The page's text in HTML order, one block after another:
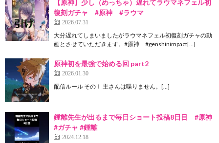
【原神】少し（めっちゃ）遅れてラウマネフェル初
復刻ガチャ #原神 #ラウマ
2026.07.31
大分遅れてしまいましたがラウマネフェル初復刻ガチャの動
画とさせていただきます。#原神 #genshinimpact[…]
原神初を最強で始める回 part2
2026.01.30
配信ルール そのⅠ 主さんは喋りません。[…]
鍾離先生が出るまで毎日ショート投稿8日目 #原神
#ガチャ #鍾離
2024.12.18